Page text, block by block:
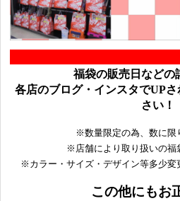
福袋の販売日などの
各店のブログ・インスタでUP
さい！
※数量限定の為、数に限
※店舗により取り扱いの福
※カラー・サイズ・デザイン等多少変
この他にもお